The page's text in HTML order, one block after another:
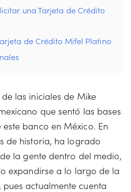
una Tarjeta de Crédito
de Crédito Mifel Platino
las iniciales de Mike
que sentó las bases
banco en México. En
de historia, ha logrado
la gente dentro del medio,
expandirse a lo largo de la
actualmente cuenta